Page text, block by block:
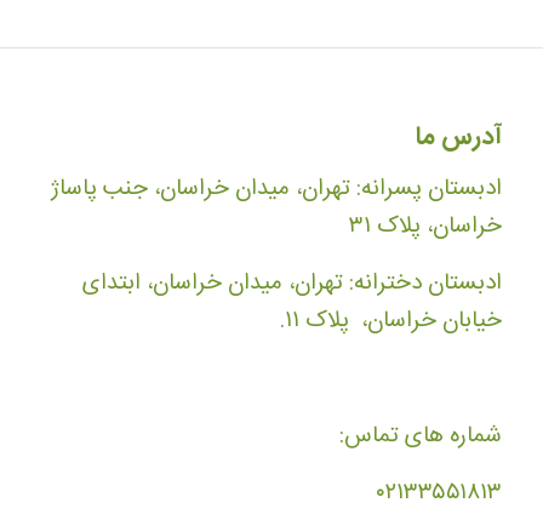
آدرس ما
ادبستان پسرانه: تهران، میدان خراسان، جنب پاساژ
خراسان، پلاک ۳۱
ادبستان دخترانه: تهران، میدان خراسان، ابتدای
خیابان خراسان، پلاک ۱۱.
شماره های تماس:
۰۲۱۳۳۵۵۱۸۱۳